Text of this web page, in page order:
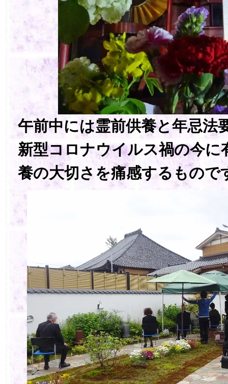
午前中には霊前供養と年忌法
新型コロナウイルス禍の今に
養の大切さを痛感するもので